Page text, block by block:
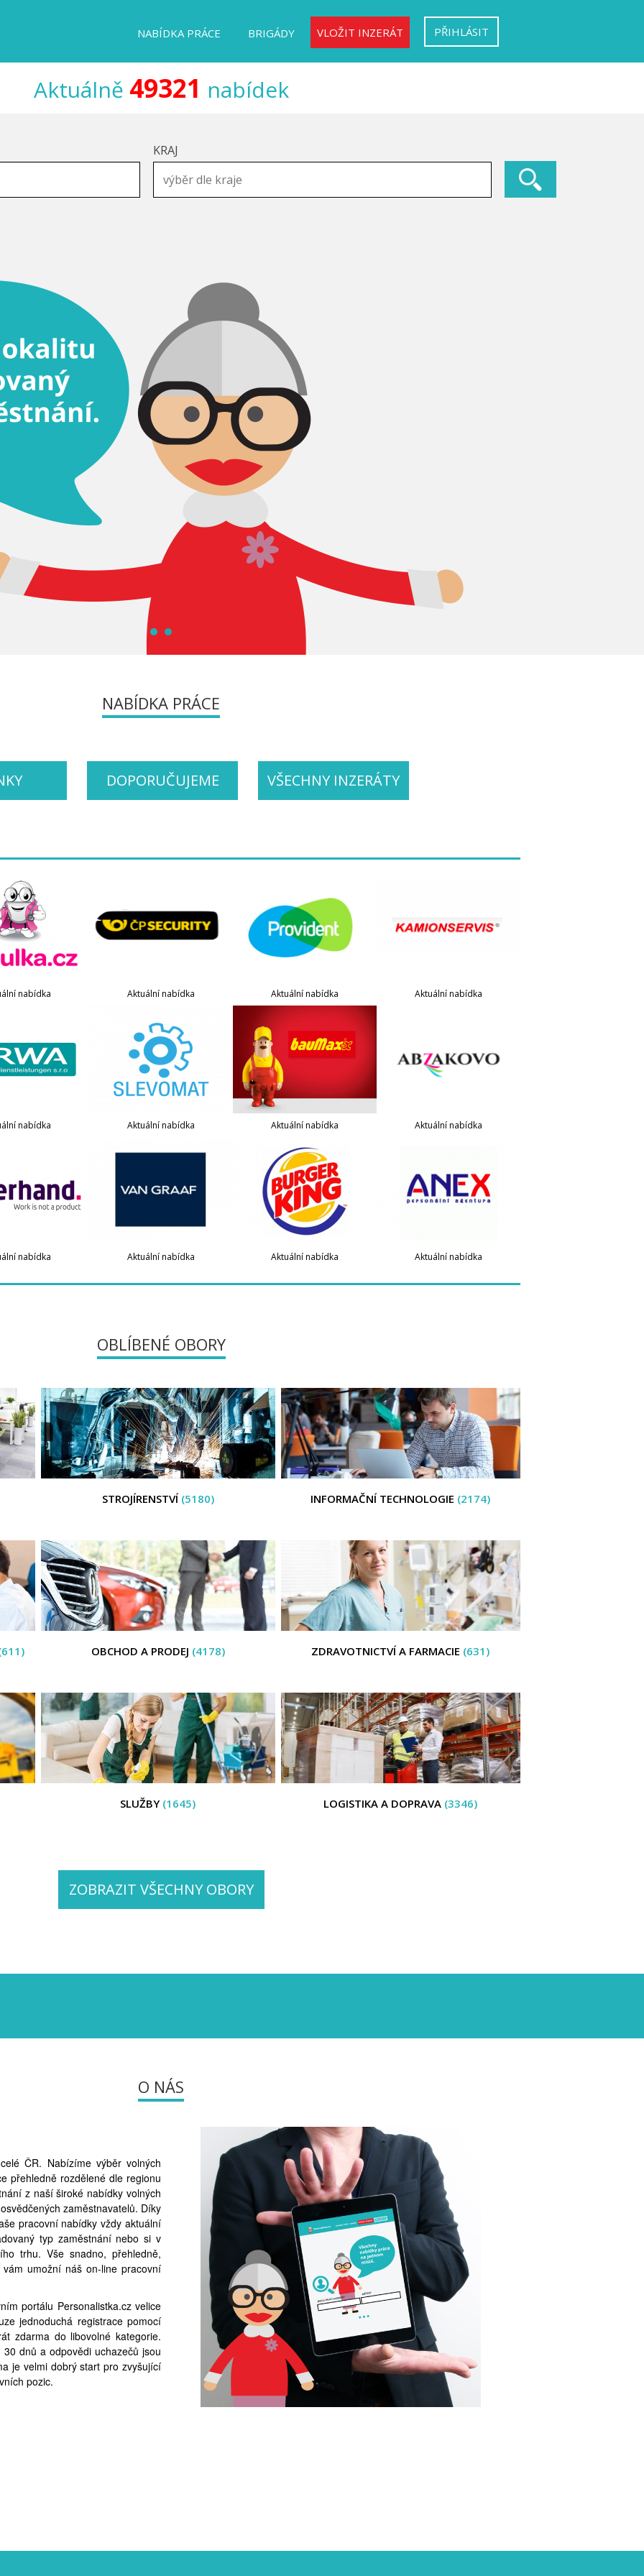
NABÍDKA PRÁCE BRIGÁDY VLOŽIT INZERÁT PŘIHLÁSIT
Aktuálně 49321 nabídek
KRAJ
NABÍDKA PRÁCE
DOPORUČUJEME VŠECHNY INZERÁTY
nabídka Aktuální nabídka Aktuální nabídka Aktuální nabídka
nabídka Aktuální nabídka Aktuální nabídka Aktuální nabídka
nabídka Aktuální nabídka Aktuální nabídka Aktuální nabídka
OBLÍBENÉ OBORY
STROJÍRENSTVÍ (5180) INFORMAČNÍ TECHNOLOGIE (2174)
OBCHOD A PRODEJ (4178) ZDRAVOTNICTVÍ A FARMACIE (631)
SLUŽBY (1645) LOGISTIKA A DOPRAVA (3346)
ZOBRAZIT VŠECHNY OBORY
O NÁS
ČR. Nabízíme výběr volných
přehledně rozdělené dle regionu
z naší široké nabídky volných
zaměstnavatelů. Díky
pracovní nabídky vždy aktuální
typ zaměstnání nebo si v
trhu. Vše snadno, přehledně,
umožní náš on-line pracovní
portálu Personalistka.cz velice
jednoduchá registrace pomocí
zdarma do libovolné kategorie.
dnů a odpovědi uchazečů jsou
je velmi dobrý start pro zvyšující
pozic.